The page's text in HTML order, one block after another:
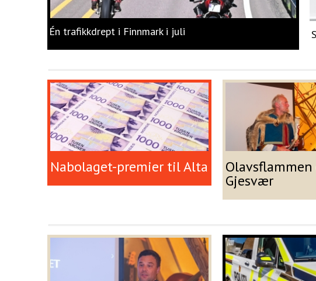
Én trafikkdrept i Finnmark i juli
Nabolaget-premier til Alta
Gjesvær